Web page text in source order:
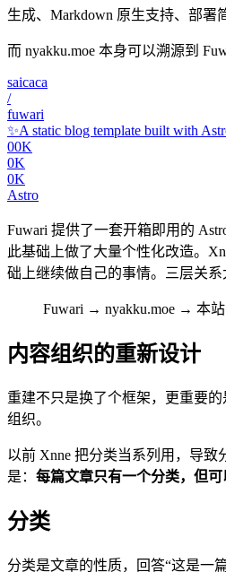
生成、Markdown 原生支持、部署
而 nyakku.moe 本身可以溯源到
saicaca
/
fuwari
✨A static blog template built with
00K
0K
0K
Astro
Fuwari 提供了一套开箱即用的
此基础上做了大量个性化改造。
础上继续做自己的事情。三层关系
Fuwari → nyakku.moe → 本站
内容组织的重新设计
重建不只是换了个框架，更重要
组织。
以前 Xnne 把分类当系列用，导致
是： 每篇文章只有一个分类，但可
分类
分类是文章的性质，回答“这是一